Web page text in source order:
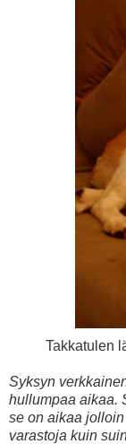
Takkatulen
Syksyn
hullumpaa aikaa.
se on aikaa
varastoja kuin